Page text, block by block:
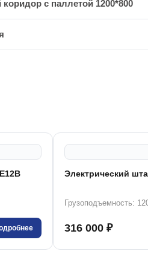
коридор с паллетой 1200*800
Электрический
Грузоподъемность:
316 000 ₽